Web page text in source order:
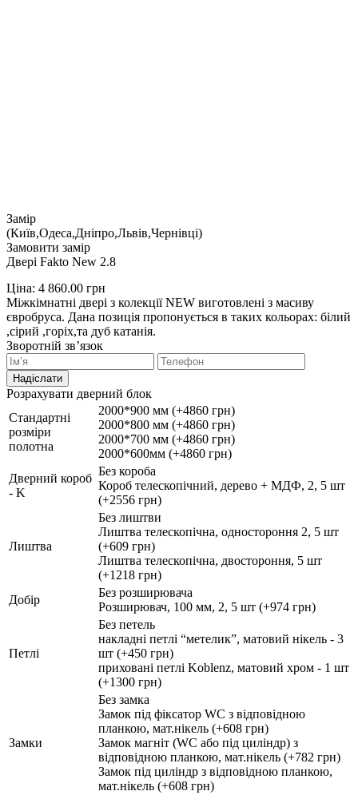
Замір
(Київ,Одеса,Дніпро,Львів,Чернівці)
Замовити замір
Двері Fakto New 2.8
Ціна: 4 860.00 грн
Міжкімнатні двері з колекції NEW виготовлені з масиву
євробруса. Дана позиція пропонується в таких кольорах: білий
,сірий ,горіх,та дуб катанія.
Зворотній зв’язок
Надіслати
Розрахувати дверний блок
Стандартні
розміри
полотна
2000*900 мм (+4860 грн)
2000*800 мм (+4860 грн)
2000*700 мм (+4860 грн)
2000*600мм (+4860 грн)
Дверний короб
- K
Без короба
Короб телескопічний, дерево + МДФ, 2, 5 шт
(+2556 грн)
Лиштва
Без лиштви
Лиштва телескопічна, одностороння 2, 5 шт
(+609 грн)
Лиштва телескопічна, двостороння, 5 шт
(+1218 грн)
Добір
Без розширювача
Розширювач, 100 мм, 2, 5 шт (+974 грн)
Петлі
Без петель
накладні петлі “метелик”, матовий нікель - 3
шт (+450 грн)
приховані петлі Koblenz, матовий хром - 1 шт
(+1300 грн)
Замки
Без замка
Замок під фіксатор WC з відповідною
планкою, мат.нікель (+608 грн)
Замок магніт (WC або під циліндр) з
відповідною планкою, мат.нікель (+782 грн)
Замок під циліндр з відповідною планкою,
мат.нікель (+608 грн)